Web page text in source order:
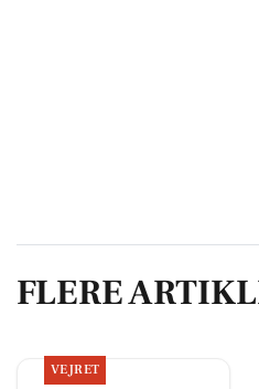
FLERE
VEJRET